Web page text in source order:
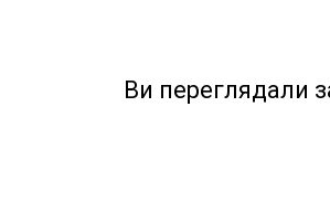
Ви переглядали